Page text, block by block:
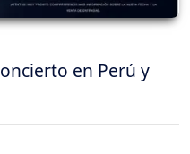
en Perú y